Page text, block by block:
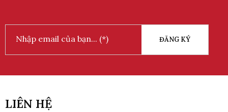
Cảm Biến Dừng Tầng Thang
ĐĂNG KÝ
LIÊN HỆ